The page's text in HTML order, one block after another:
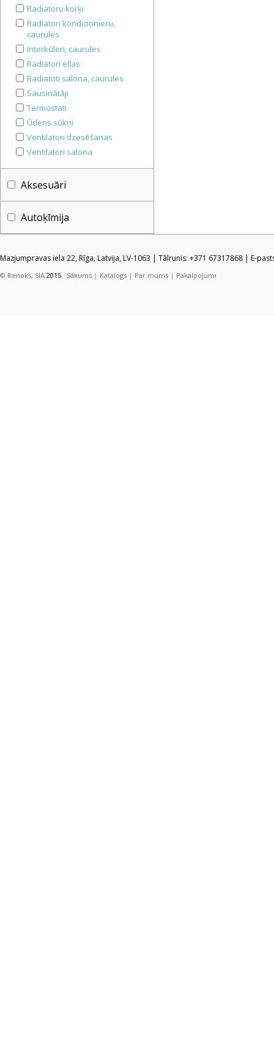
Radiatoru korķi
Radiatori kondicionieru,
caurules
Interkūleri, caurules
Radiatori eļļas
Radiatoti salona, caurules
Sausinātāji
Termostati
Ūdens sūkņi
Ventilatori dzesēšanas
Ventilatori salona
Aksesuāri
Autoķīmija
Mazjumpravas iela 22, Rīga, Latvija, LV-1063 | Tālrunis: +371 67317868 | E-
© Renoks, SIA 2015 Sākums | Katalogs | Par mums | Pakalpojumi